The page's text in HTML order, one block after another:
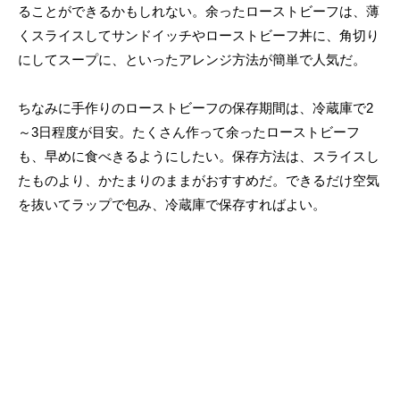
ることができるかもしれない。余ったローストビーフは、薄
くスライスしてサンドイッチやローストビーフ丼に、角切り
にしてスープに、といったアレンジ方法が簡単で人気だ。
ちなみに手作りのローストビーフの保存期間は、冷蔵庫で2
～3日程度が目安。たくさん作って余ったローストビーフ
も、早めに食べきるようにしたい。保存方法は、スライスし
たものより、かたまりのままがおすすめだ。できるだけ空気
を抜いてラップで包み、冷蔵庫で保存すればよい。